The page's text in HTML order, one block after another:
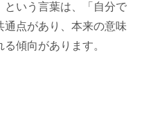
という言葉は、「自分で
点があり、本来の意味
傾向があります。